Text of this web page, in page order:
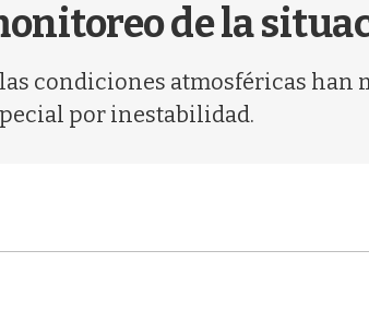
de la
condiciones atmosféricas han
por inestabilidad.